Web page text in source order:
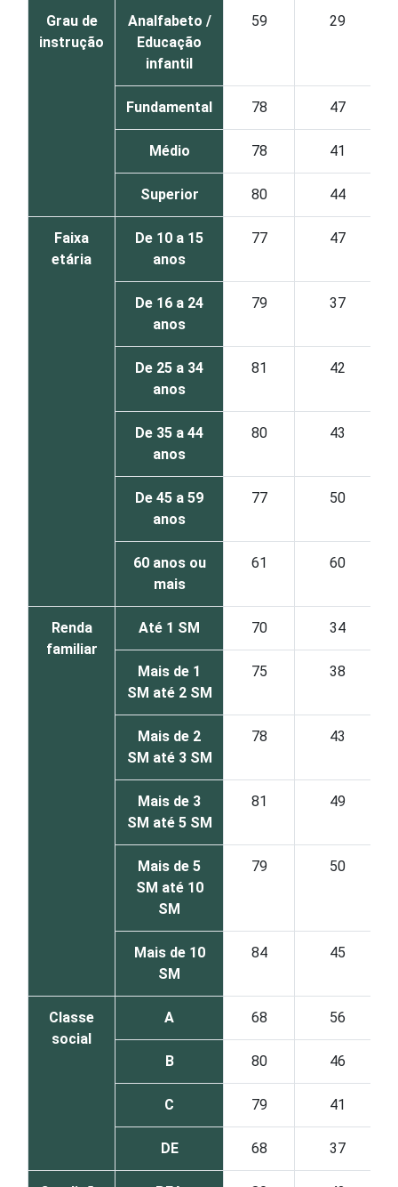
Grau de
instrução
Analfabeto /
Educação
infantil
59 29
Fundamental 78 47
Médio 78 41
Superior 80 44
Faixa
etária
De 10 a 15
anos
77 47
De 16 a 24
anos
79 37
De 25 a 34
anos
81 42
De 35 a 44
anos
80 43
De 45 a 59
anos
77 50
60 anos ou
mais
61 60
Renda
familiar
Até 1 SM 70 34
Mais de 1
SM até 2 SM
75 38
Mais de 2
SM até 3 SM
78 43
Mais de 3
SM até 5 SM
81 49
Mais de 5
SM até 10
SM
79 50
Mais de 10
SM
84 45
Classe
social
A 68 56
B 80 46
C 79 41
DE 68 37